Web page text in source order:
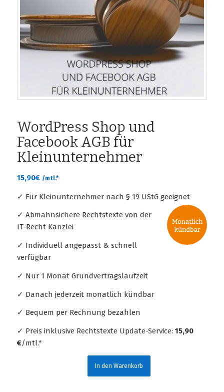
WordPress Shop und
Facebook AGB für
Kleinunternehmer
15,90€ /mtl.*
✓ Für Kleinunternehmer nach § 19 UStG geeignet
✓ Abmahnsichere Rechtstexte von der
IT-Recht Kanzlei
✓ Individuell angepasst & schnell
verfügbar
✓ Nur 1 Monat Grundvertragslaufzeit
✓ Danach jederzeit monatlich kündbar
✓ Bequem per Rechnung bezahlen
✓ Preis inklusive Rechtstexte Update-Service: 15,90
€/mtl.*
In den Warenkorb